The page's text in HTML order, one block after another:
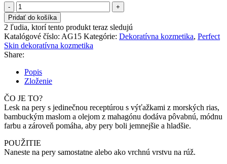
množstvo
Perfect
Skin
lesk
na
pery
|
Pink
Champagne
Pridať do košíka
2 ľudia, ktorí tento produkt teraz sledujú
Katalógové číslo: AG15 Kategórie: Dekoratívna kozmetika, Perfect
Skin dekoratívna kozmetika
Share:
Popis
Zloženie
ČO JE TO?
Lesk na pery s jedinečnou receptúrou s výťažkami z morských rias,
bambuckým maslom a olejom z mahagónu dodáva pôvabnú, módnu
farbu a zároveň pomáha, aby pery boli jemnejšie a hladšie.
POUŽITIE
Naneste na pery samostatne alebo ako vrchnú vrstvu na rúž.